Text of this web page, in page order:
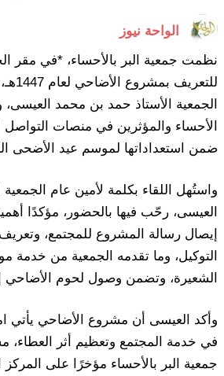
الواحة نيوز
نظمت جمعية البر بالأحساء، *في مقر
الجمعية الأستاذ حمد بن محمد العيسى،
الأحساء والمؤثرين في منصات التواصل
ضمن استعداداتها لموسم عيد الأضحى
واستُهل اللقاء بكلمة لأمين عام
العيسى، رحّب فيها بالحضور، مؤكدًا
إيصال رسالة المشروع للمجتمع،
التوكيل، وما تقدمه الجمعية من خدمة
الشعيرة، وتضمن وصول لحوم الأضاحي
وأكد العيسى أن مشروع الأضاحي يأتي
في خدمة المجتمع وتعظيم أثر
جمعية البر بالأحساء مؤخرًا على المركز